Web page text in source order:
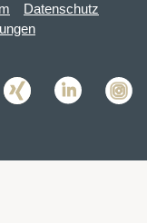
Datenschutz